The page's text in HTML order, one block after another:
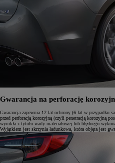
Gwarancja na perforację
Gwarancja zapewnia 12 lat ochrony (6 lat w przypadku
przed perforacją korozyjną (czyli penetracją korozyjną
wynikła z tytułu wady materiałowej lub błędnego
Wyjątkiem jest skrzynia ładunkowa, która objęta jest